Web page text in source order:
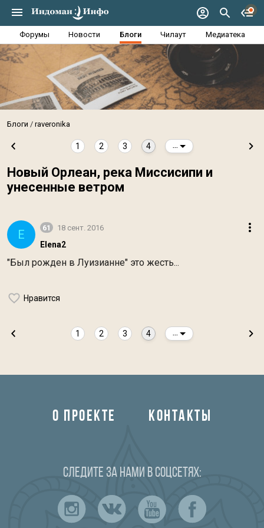
Форумы Новости Блоги Чилаут Медиатека
Блоги raveronika
1 2 3 4
Новый Орлеан, река Миссисипи и
унесенные ветром
E 61 18 сент. 2016
Elena2
"Был рожден в Луизианне" это жесть...
Нравится
1 2 3 4
О ПРОЕКТЕ КОНТАКТЫ
Следите за нами в соцсетях: